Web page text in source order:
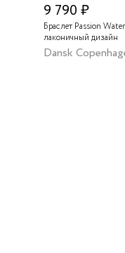
9 790 ₽
Браслет Passion
лаконичный дизайн
Dansk